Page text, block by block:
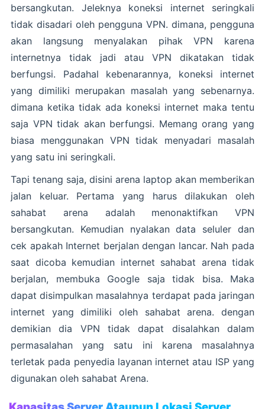
bersangkutan. Jeleknya koneksi internet seringkali
tidak disadari oleh pengguna VPN. dimana, pengguna
akan langsung menyalakan pihak VPN karena
internetnya tidak jadi atau VPN dikatakan tidak
berfungsi. Padahal kebenarannya, koneksi internet
yang dimiliki merupakan masalah yang sebenarnya.
dimana ketika tidak ada koneksi internet maka tentu
saja VPN tidak akan berfungsi. Memang orang yang
biasa menggunakan VPN tidak menyadari masalah
yang satu ini seringkali.
Tapi tenang saja, disini arena laptop akan memberikan
jalan keluar. Pertama yang harus dilakukan oleh
sahabat arena adalah menonaktifkan VPN
bersangkutan. Kemudian nyalakan data seluler dan
cek apakah Internet berjalan dengan lancar. Nah pada
saat dicoba kemudian internet sahabat arena tidak
berjalan, membuka Google saja tidak bisa. Maka
dapat disimpulkan masalahnya terdapat pada jaringan
internet yang dimiliki oleh sahabat arena. dengan
demikian dia VPN tidak dapat disalahkan dalam
permasalahan yang satu ini karena masalahnya
terletak pada penyedia layanan internet atau ISP yang
digunakan oleh sahabat Arena.